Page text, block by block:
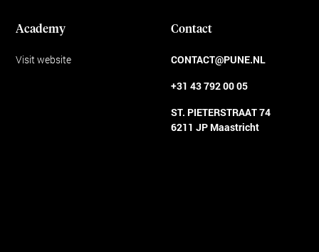
Academy
Visit website
Contact
CONTACT@PUNE.NL
+31 43 792 00 05
ST. PIETERSTRAAT 74
6211 JP Maastricht